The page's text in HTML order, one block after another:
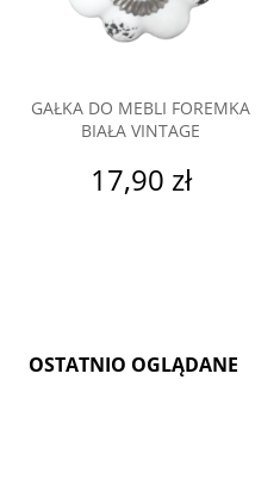
GAŁKA DO MEBLI FOREMKA
BIAŁA VINTAGE
17,90 zł
OSTATNIO OGLĄDANE